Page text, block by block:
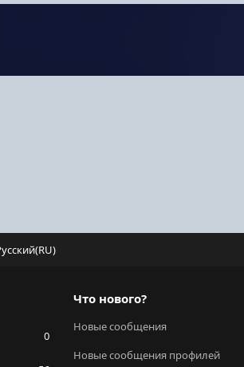
0
Что нового?
Новые сообщения
Новые сообщения профилей